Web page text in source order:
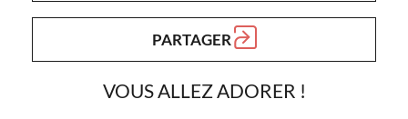
PARTAGER
VOUS ALLEZ ADORER !